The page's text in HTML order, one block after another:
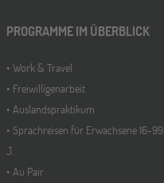
PROGRAMME IM ÜBERBLICK
Work & Travel
Freiwilligenarbeit
Auslandspraktikum
Sprachreisen für Erwachsene 16-99
J.
Au Pair